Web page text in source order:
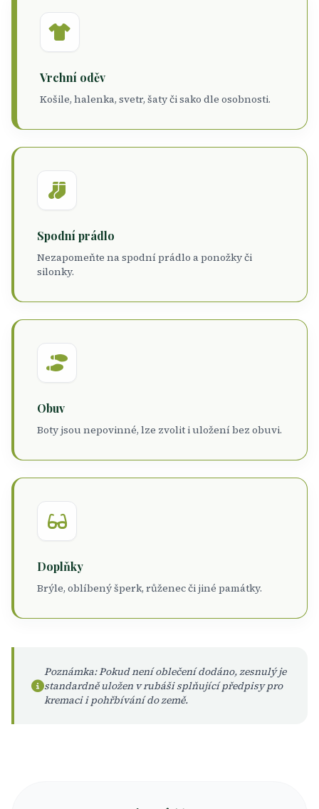
Vrchní oděv
Košile, halenka, svetr, šaty či sako dle osobnosti.
Spodní prádlo
Nezapomeňte na spodní prádlo a ponožky či
silonky.
Obuv
Boty jsou nepovinné, lze zvolit i uložení bez obuvi.
Doplňky
Brýle, oblíbený šperk, růženec či jiné památky.
Poznámka: Pokud není oblečení dodáno, zesnulý je
standardně uložen v rubáši splňující předpisy pro
kremaci i pohřbívání do země.